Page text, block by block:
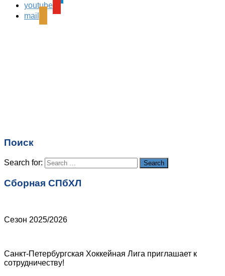
Ваш адрес email не будет опубликован.
поля помечены
youtube
mail
Поиск
Search for: Search
Сборная СПбХЛ
Сезон 2025/2026
Санкт-Петербургская Хоккейная Лига приглашает к
сотрудничеству!